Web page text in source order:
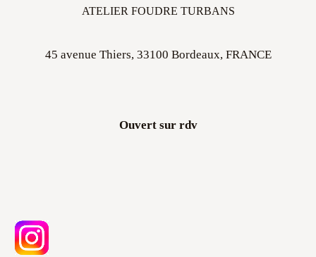
ATELIER FOUDRE TURBANS
45 avenue Thiers, 33100 Bordeaux, FRANCE
Ouvert sur rdv